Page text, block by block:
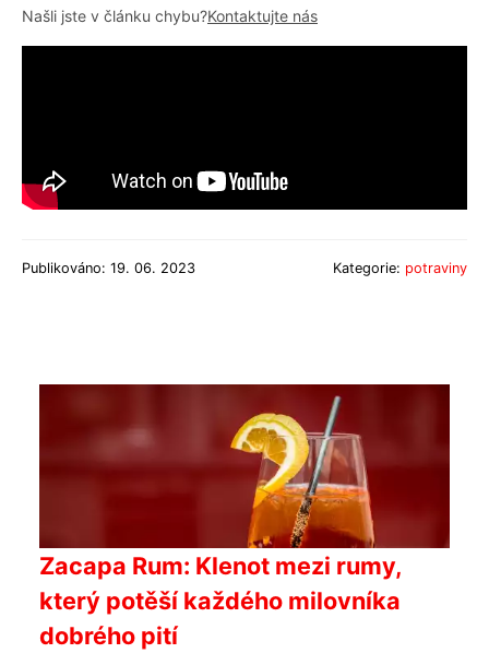
Našli jste v článku chybu?Kontaktujte nás
Publikováno: 19. 06. 2023 Kategorie: potraviny
Zacapa Rum: Klenot mezi rumy,
který potěší každého milovníka
dobrého pití